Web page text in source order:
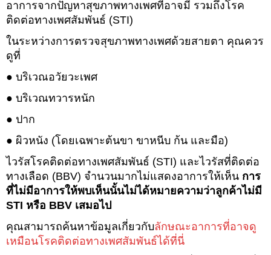
อาการจากปัญหาสุขภาพทางเพศที่อาจมี รวมถึงโรค
ติดต่อทางเพศสัมพันธ์ (STI)
ในระหว่างการตรวจสุขภาพทางเพศด้วยสายตา คุณควร
ดูที่
● บริเวณอวัยวะเพศ
● บริเวณทวารหนัก
● ปาก
● ผิวหนัง (โดยเฉพาะต้นขา ขาหนีบ ก้น และมือ)
ไวรัสโรคติดต่อทางเพศสัมพันธ์ (STI) และไวรัสที่ติดต่อ
ทางเลือด (BBV) จำนวนมากไม่แสดงอาการให้เห็น การ
ที่ไม่มีอาการให้พบเห็นนั้นไม่ได้หมายความว่าลูกค้าไม่มี
STI หรือ BBV เสมอไป
คุณสามารถค้นหาข้อมูลเกี่ยวกับลักษณะอาการที่อาจดู
เหมือนโรคติดต่อทางเพศสัมพันธ์ได้ที่นี่